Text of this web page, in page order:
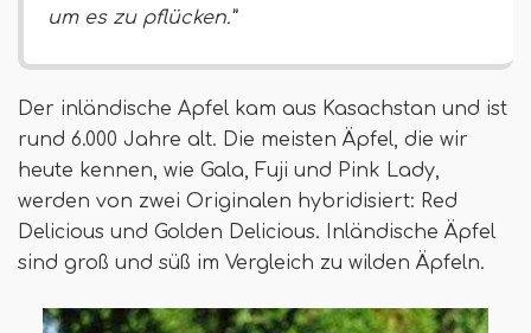
um es zu pflücken.”
Der inländische Apfel kam aus Kasachstan und ist
rund 6.000 Jahre alt. Die meisten Äpfel, die wir
heute kennen, wie Gala, Fuji und Pink Lady,
werden von zwei Originalen hybridisiert: Red
Delicious und Golden Delicious. Inländische Äpfel
sind groß und süß im Vergleich zu wilden Äpfeln.